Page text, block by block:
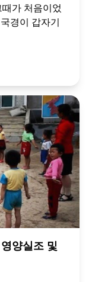
가 처음이었
경이 갑자기
양실조 및